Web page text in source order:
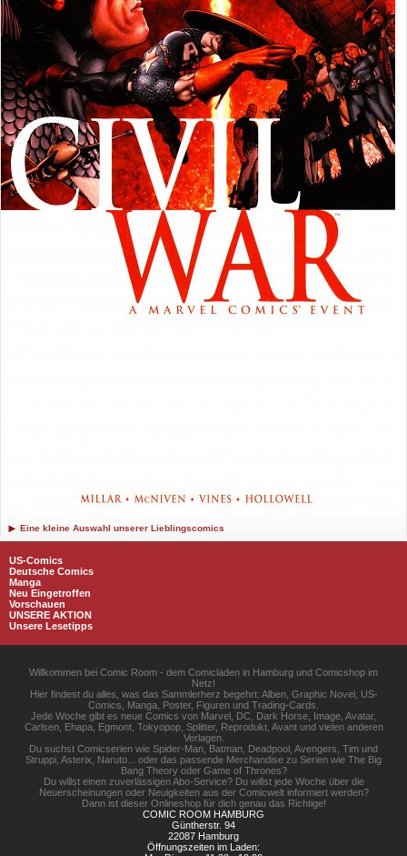
Eine kleine Auswahl unserer Lieblingscomics
US-Comics
Deutsche Comics
Manga
Neu Eingetroffen
Vorschauen
UNSERE AKTION
Unsere Lesetipps
Willkommen bei Comic Room - dem Comicladen in Hamburg und Comicshop im
Netz!
Hier findest du alles, was das Sammlerherz begehrt: Alben, Graphic Novel, US-
Comics, Manga, Poster, Figuren und Trading-Cards.
Jede Woche gibt es neue Comics von Marvel, DC, Dark Horse, Image, Avatar,
Carlsen, Ehapa, Egmont, Tokyopop, Splitter, Reprodukt, Avant und vielen anderen
Verlagen.
Du suchst Comicserien wie Spider-Man, Batman, Deadpool, Avengers, Tim und
Struppi, Asterix, Naruto... oder das passende Merchandise zu Serien wie The Big
Bang Theory oder Game of Thrones?
Du willst einen zuverlässigen Abo-Service? Du willst jede Woche über die
Neuerscheinungen oder Neuigkeiten aus der Comicwelt informiert werden?
Dann ist dieser Onlineshop für dich genau das Richtige!
COMIC ROOM HAMBURG
Güntherstr. 94
22087 Hamburg
Öffnungszeiten im Laden: